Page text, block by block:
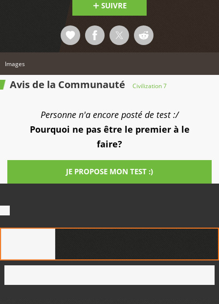
SUIVRE
Images
Avis de la Communauté Civilization 7
Personne n'a encore posté de test :/
Pourquoi ne pas être le premier à le
faire?
JE PROPOSE MON TEST :)